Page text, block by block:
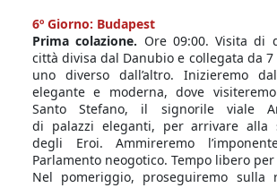
6º Giorno: Budapest
Prima colazione. Ore 09:00. Visita di
città divisa dal Danubio e collegata da
uno diverso dall’altro. Inizieremo
elegante e moderna, dove
Santo Stefano, il signorile viale
di palazzi eleganti, per arrivare alla
degli Eroi. Ammireremo
Parlamento neogotico. Tempo libero
Nel pomeriggio, proseguiremo sulla